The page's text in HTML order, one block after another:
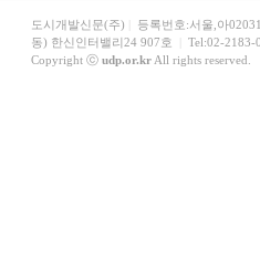
도시개발신문(주)
등록번호:서울,아
동) 한신인터밸리24 907호
Tel:02-2183-
Copyright ⓒ udp.or.krAll rights reserved.